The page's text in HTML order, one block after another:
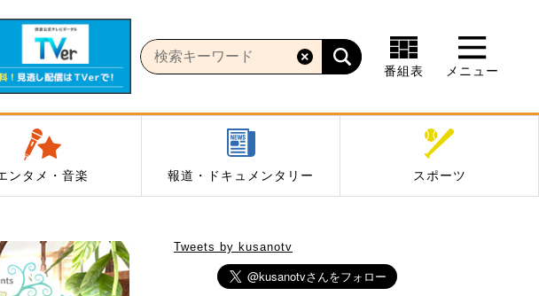
番組表 メニュー
ンタメ・音楽 報道・ドキュメンタリー スポーツ
Tweets by kusanotv